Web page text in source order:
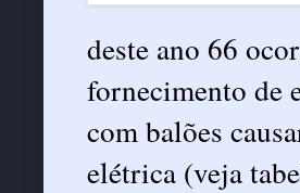
deste ano 66
fornecimento de
com balões
elétrica (veja